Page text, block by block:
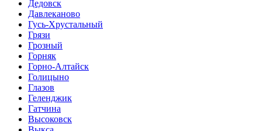
Дедовск
Давлеканово
Гусь-Хрустальный
Грязи
Грозный
Горняк
Горно-Алтайск
Голицыно
Глазов
Геленджик
Гатчина
Высоковск